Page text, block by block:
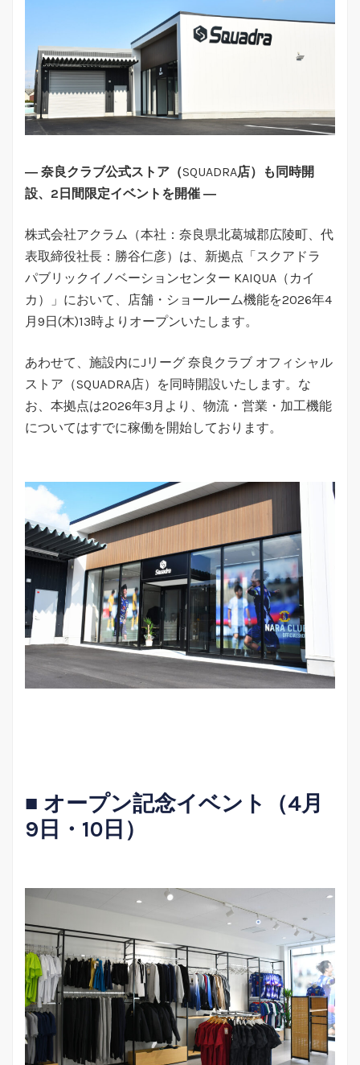
― 奈良クラブ公式ストア（SQUADRA店）も同時開
設、2日間限定イベントを開催 ―
株式会社アクラム（本社：奈良県北葛城郡広陵町、代
表取締役社長：勝谷仁彦）は、新拠点「スクアドラ
パブリックイノベーションセンター KAIQUA（カイ
カ）」において、店舗・ショールーム機能を2026年4
月9日(木)13時よりオープンいたします。
あわせて、施設内にJリーグ 奈良クラブ オフィシャル
ストア（SQUADRA店）を同時開設いたします。な
お、本拠点は2026年3月より、物流・営業・加工機能
についてはすでに稼働を開始しております。
■ オープン記念イベント（4月
9日・10日）